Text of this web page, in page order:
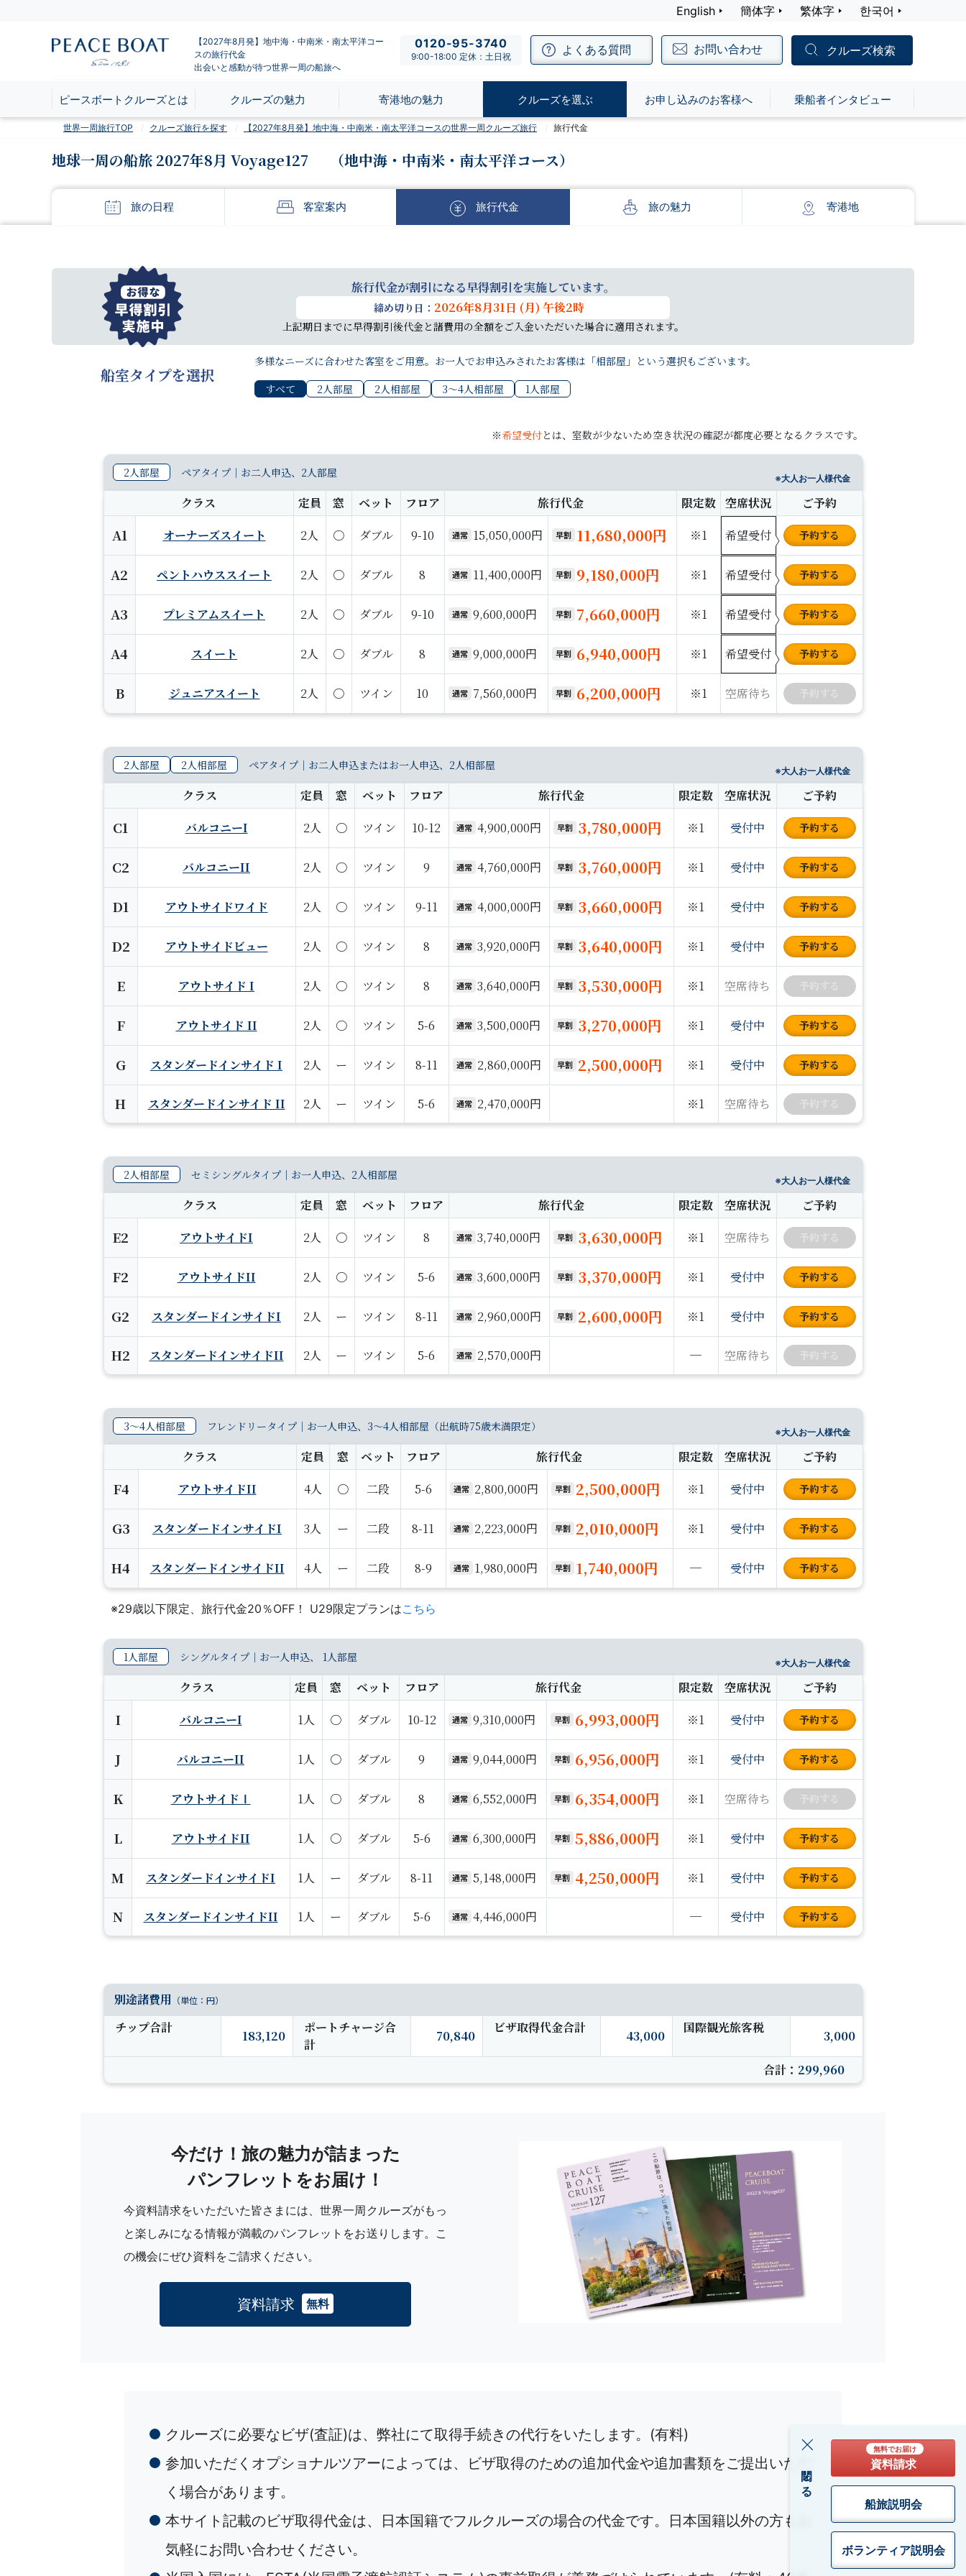
English 簡体字 繁体字 한국어
【2027年8月発】地中海・中南米・南太平洋コー
スの旅行代金
出会いと感動が待つ世界一周の船旅へ
0120-95-3740
9:00-18:00 定休：土日祝 よくある質問 お問い合わせ クルーズ検索
ピースボートクルーズとは クルーズの魅力 寄港地の魅力 クルーズを選ぶ お申し込みのお客様へ 乗船者インタビュー
閉じる
無料でお届け
資料請求
船旅説明会
ボランティア説明会
世界一周旅行TOP クルーズ旅行を探す 【2027年8月発】地中海・中南米・南太平洋コースの世界一周クルーズ旅行 旅行代金
地球一周の船旅 2027年8月 Voyage127 （地中海・中南米・南太平洋コース）
旅の日程 客室案内 旅行代金 旅の魅力 寄港地
旅行代金が割引になる早得割引を実施しています。
締め切り日： 2026年8月31日 (月) 午後2時
上記期日までに早得割引後代金と諸費用の全額をご入金いただいた場合に適用されます。
船室タイプを選択
多様なニーズに合わせた客室をご用意。お一人でお申込みされたお客様は「相部屋」という選択もございます。
すべて
2人部屋 2人相部屋 3〜4人相部屋 1人部屋
※希望受付とは、室数が少ないため空き状況の確認が都度必要となるクラスです。
2人部屋 ペアタイプ｜お二人申込、2人部屋 ※大人お一人様代金
クラス 定員 窓 ベット フロア 旅行代金 限定数 空席状況 ご予約
A1 オーナーズスイート 2人 〇 ダブル 9-10 通常 15,050,000円 早割 11,680,000円 ※1 希望受付 予約する
A2 ペントハウススイート 2人 〇 ダブル 8 通常 11,400,000円 早割 9,180,000円 ※1 希望受付 予約する
A3 プレミアムスイート 2人 〇 ダブル 9-10 通常 9,600,000円 早割 7,660,000円 ※1 希望受付 予約する
A4 スイート 2人 〇 ダブル 8 通常 9,000,000円 早割 6,940,000円 ※1 希望受付 予約する
B ジュニアスイート 2人 〇 ツイン 10 通常 7,560,000円 早割 6,200,000円 ※1 空席待ち
2人部屋 2人相部屋 ペアタイプ｜お二人申込またはお一人申込、2人相部屋 ※大人お一人様代金
クラス 定員 窓 ベット フロア 旅行代金 限定数 空席状況 ご予約
C1 バルコニーI 2人 〇 ツイン 10-12 通常 4,900,000円 早割 3,780,000円 ※1 受付中 予約する
C2 バルコニーII 2人 〇 ツイン 9 通常 4,760,000円 早割 3,760,000円 ※1 受付中 予約する
D1 アウトサイドワイド 2人 〇 ツイン 9-11 通常 4,000,000円 早割 3,660,000円 ※1 受付中 予約する
D2 アウトサイドビュー 2人 〇 ツイン 8 通常 3,920,000円 早割 3,640,000円 ※1 受付中 予約する
E アウトサイド I 2人 〇 ツイン 8 通常 3,640,000円 早割 3,530,000円 ※1 空席待ち
F アウトサイド II 2人 〇 ツイン 5-6 通常 3,500,000円 早割 3,270,000円 ※1 受付中 予約する
G スタンダードインサイド I 2人 ー ツイン 8-11 通常 2,860,000円 早割 2,500,000円 ※1 受付中 予約する
H スタンダードインサイド II 2人 ー ツイン 5-6 通常 2,470,000円 ※1 空席待ち
2人相部屋 セミシングルタイプ｜お一人申込、2人相部屋 ※大人お一人様代金
クラス 定員 窓 ベット フロア 旅行代金 限定数 空席状況 ご予約
E2 アウトサイドI 2人 〇 ツイン 8 通常 3,740,000円 早割 3,630,000円 ※1 空席待ち
F2 アウトサイドII 2人 〇 ツイン 5-6 通常 3,600,000円 早割 3,370,000円 ※1 受付中 予約する
G2 スタンダードインサイドI 2人 ー ツイン 8-11 通常 2,960,000円 早割 2,600,000円 ※1 受付中 予約する
H2 スタンダードインサイドII 2人 ー ツイン 5-6 通常 2,570,000円 ─ 空席待ち
3〜4人相部屋 フレンドリータイプ｜お一人申込、3～4人相部屋（出航時75歳未満限定） ※大人お一人様代金
クラス 定員 窓 ベット フロア 旅行代金 限定数 空席状況 ご予約
F4 アウトサイドII 4人 〇 二段 5-6 通常 2,800,000円 早割 2,500,000円 ※1 受付中 予約する
G3 スタンダードインサイドI 3人 ー 二段 8-11 通常 2,223,000円 早割 2,010,000円 ※1 受付中 予約する
H4 スタンダードインサイドII 4人 ー 二段 8-9 通常 1,980,000円 早割 1,740,000円 ─ 受付中 予約する
※29歳以下限定、旅行代金20％OFF！ U29限定プランはこちら
1人部屋 シングルタイプ｜お一人申込、 1人部屋 ※大人お一人様代金
クラス 定員 窓 ベット フロア 旅行代金 限定数 空席状況 ご予約
I バルコニーI 1人 〇 ダブル 10-12 通常 9,310,000円 早割 6,993,000円 ※1 受付中 予約する
J バルコニーII 1人 〇 ダブル 9 通常 9,044,000円 早割 6,956,000円 ※1 受付中 予約する
K アウトサイドⅠ 1人 〇 ダブル 8 通常 6,552,000円 早割 6,354,000円 ※1 空席待ち
L アウトサイドII 1人 〇 ダブル 5-6 通常 6,300,000円 早割 5,886,000円 ※1 受付中 予約する
M スタンダードインサイドI 1人 ー ダブル 8-11 通常 5,148,000円 早割 4,250,000円 ※1 受付中 予約する
N スタンダードインサイドII 1人 ー ダブル 5-6 通常 4,446,000円 ─ 受付中 予約する
別途諸費用 （単位：円）
チップ合計
183,120
ポートチャージ合
計
70,840
ビザ取得代金合計
43,000
国際観光旅客税
3,000
合計： 299,960
今だけ！旅の魅力が詰まった
パンフレットをお届け！
今資料請求をいただいた皆さまには、世界一周クルーズがもっ
と楽しみになる情報が満載のパンフレットをお送りします。こ
の機会にぜひ資料をご請求ください。
資料請求 無料
クルーズに必要なビザ(査証)は、弊社にて取得手続きの代行をいたします。(有料)
参加いただくオプショナルツアーによっては、ビザ取得のための追加代金や追加書類をご提出いただ
く場合があります。
本サイト記載のビザ取得代金は、日本国籍でフルクルーズの場合の代金です。日本国籍以外の方もお
気軽にお問い合わせください。